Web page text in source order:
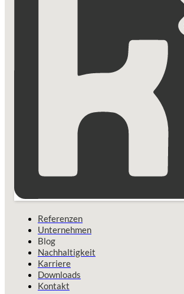
Referenzen
Unternehmen
Blog
Nachhaltigkeit
Karriere
Downloads
Kontakt